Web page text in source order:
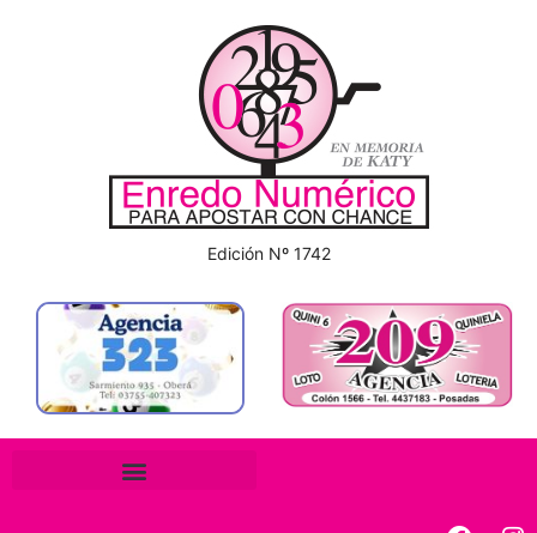
Edición Nº 1742